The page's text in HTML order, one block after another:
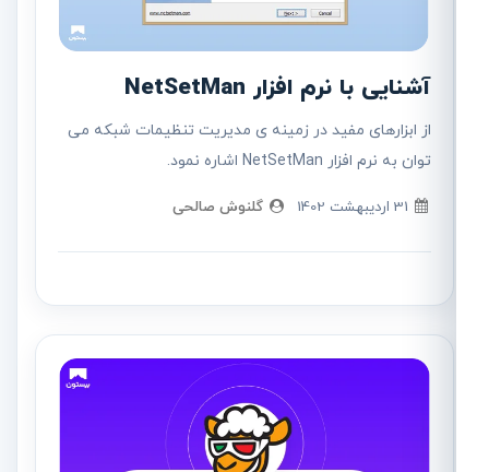
آشنایی با نرم افزار NetSetMan
از ابزارهای مفید در زمینه ی مدیریت تنظیمات شبکه می
توان به نرم افزار NetSetMan اشاره نمود.
گلنوش صالحی